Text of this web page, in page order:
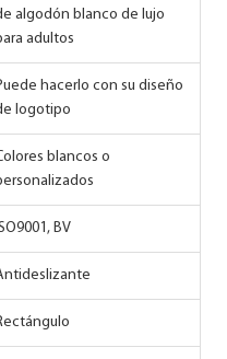
algodón blanco de lujo
adultos
hacerlo con su diseño
logotipo
blancos o
BV